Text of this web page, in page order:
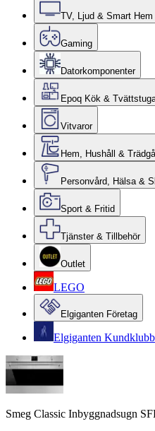
TV, Ljud & Smart Hem
Gaming
Datorkomponenter
Epoq Kök &
Vitvaror
Hem, Hushåll &
Personvård, Hälsa &
Sport & Fritid
Tjänster & Tillbehör
Outlet
LEGO
Elgiganten Företag
Elgiganten Kundklubb
Smeg Classic Inbyggnadsugn